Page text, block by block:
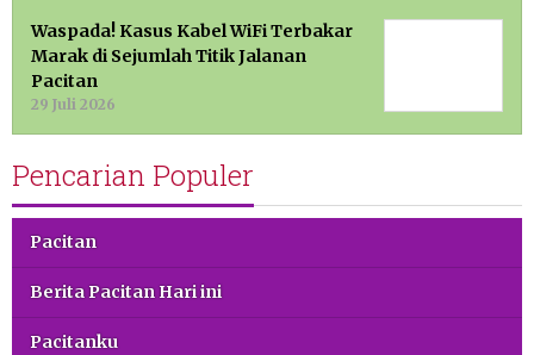
Waspada! Kasus Kabel WiFi Terbakar
Marak di Sejumlah Titik Jalanan
Pacitan
29 Juli 2026
Pencarian Populer
Pacitan
Berita Pacitan Hari ini
Pacitanku